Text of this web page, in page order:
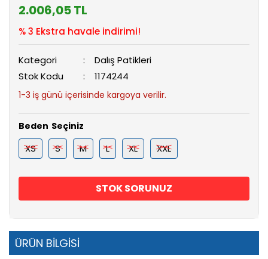
2.006,05 TL
% 3 Ekstra havale indirimi!
Kategori
Dalış Patikleri
Stok Kodu
1174244
1-3 iş günü içerisinde kargoya verilir.
Beden
XS S M L XL XXL
STOK SORUNUZ
ÜRÜN BİLGİSİ